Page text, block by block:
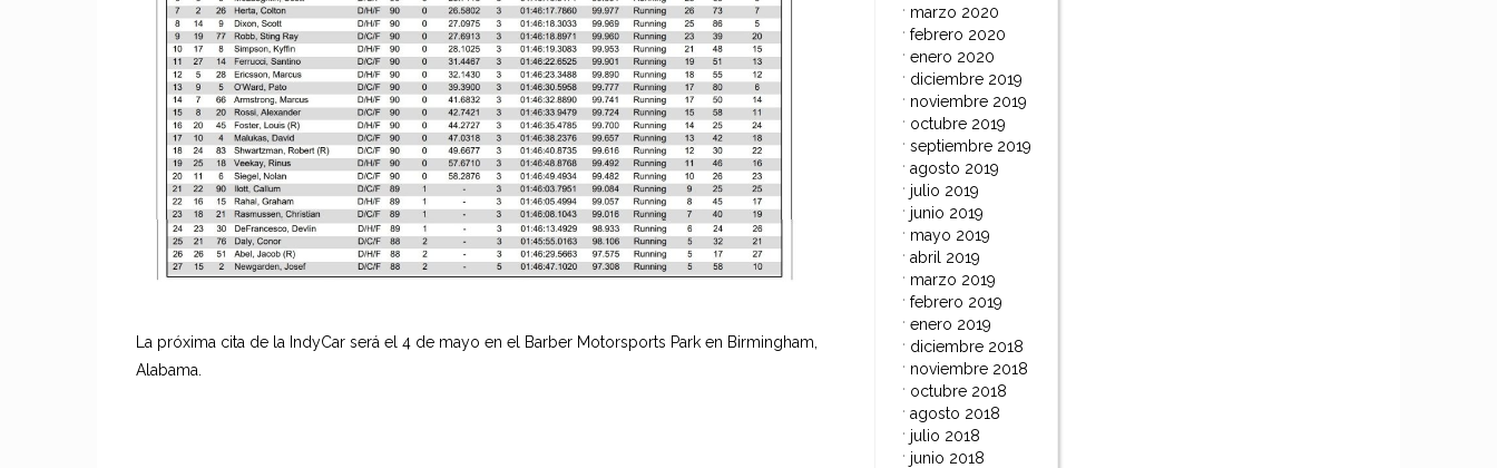
La próxima cita de la IndyCar será el 4 de mayo en el Barber Motorsports Park en Birmingham,
Alabama.
marzo 2020
febrero 2020
enero 2020
diciembre 2019
noviembre 2019
octubre 2019
septiembre 2019
agosto 2019
julio 2019
junio 2019
mayo 2019
abril 2019
marzo 2019
febrero 2019
enero 2019
diciembre 2018
noviembre 2018
octubre 2018
agosto 2018
julio 2018
junio 2018